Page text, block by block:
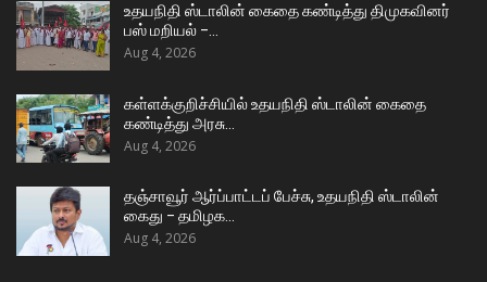
உதயநிதி ஸ்டாலின் கைதை கண்டித்து திமுகவினர்
பஸ் மறியல் –…
Aug 4, 2026
கள்ளக்குறிச்சியில் உதயநிதி ஸ்டாலின் கைதை
கண்டித்து அரசு…
Aug 4, 2026
தஞ்சாவூர் ஆர்ப்பாட்டப் பேச்சு, உதயநிதி ஸ்டாலின்
கைது – தமிழக…
Aug 4, 2026